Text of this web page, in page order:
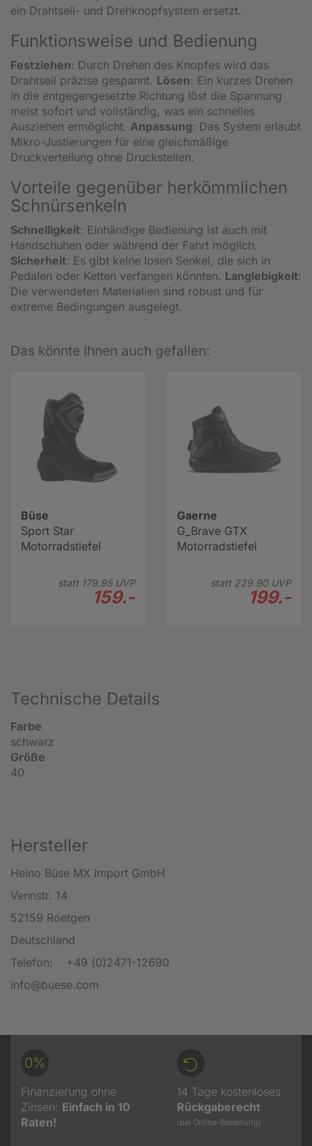
ein Drahtseil- und Drehknopfsystem ersetzt.
Funktionsweise und Bedienung
Festziehen: Durch Drehen des Knopfes wird das
Drahtseil präzise gespannt. Lösen: Ein kurzes Drehen
in die entgegengesetzte Richtung löst die Spannung
meist sofort und vollständig, was ein schnelles
Ausziehen ermöglicht. Anpassung: Das System erlaubt
Mikro-Justierungen für eine gleichmäßige
Druckverteilung ohne Druckstellen.
Vorteile gegenüber herkömmlichen
Schnürsenkeln
Schnelligkeit: Einhändige Bedienung ist auch mit
Handschuhen oder während der Fahrt möglich.
Sicherheit: Es gibt keine losen Senkel, die sich in
Pedalen oder Ketten verfangen könnten. Langlebigkeit:
Die verwendeten Materialien sind robust und für
extreme Bedingungen ausgelegt.
Das könnte Ihnen auch gefallen:
Büse
Sport Star
Motorradstiefel
statt 179.95UVP
159.-
Gaerne
G_Brave GTX
Motorradstiefel
statt 229.90UVP
199.-
Technische Details
Farbe
schwarz
Größe
40
Hersteller
Heino Büse MX Import GmbH
Vennstr. 14
52159 Roetgen
Deutschland
Telefon:
+49 (0)2471-12690
info@buese.com
0%
Finanzierung ohne
Zinsen: Einfach in 10
Raten!
14 Tage kostenloses
Rückgaberecht
(bei Online-Bestellung)